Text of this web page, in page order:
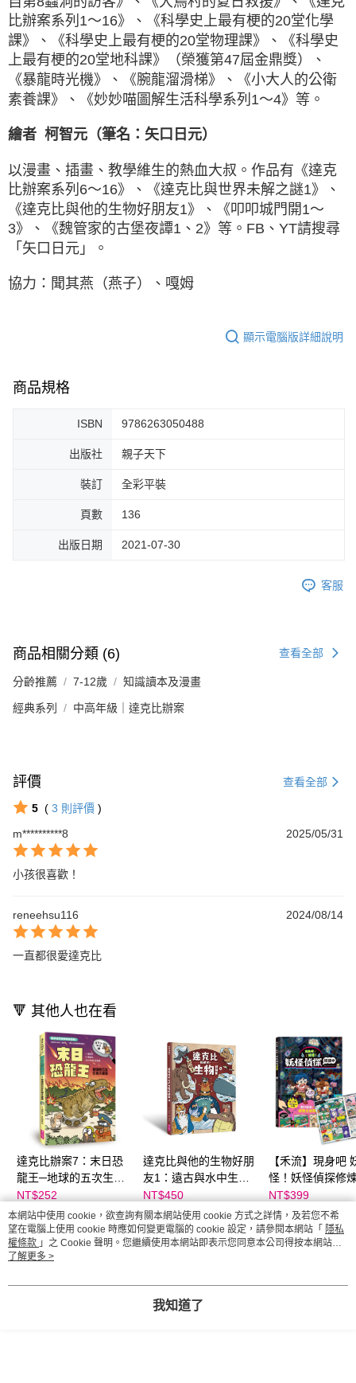
比辦案系列1～16》、《科學史上最有梗的20堂化學
課》、《科學史上最有梗的20堂物理課》、《科學史
上最有梗的20堂地科課》（榮獲第47屆金鼎獎）、
《暴龍時光機》、《腕龍溜滑梯》、《小大人的公衛
素養課》、《妙妙喵圖解生活科學系列1～4》等。
繪者 柯智元（筆名：矢口日元）
以漫畫、插畫、教學維生的熱血大叔。作品有《達克
比辦案系列6～16》、《達克比與世界未解之謎1》、
《達克比與他的生物好朋友1》、《叩叩城門開1～
3》、《魏管家的古堡夜譚1、2》等。FB、YT請搜尋
「矢口日元」。
協力：聞其燕（燕子）、嘎姆
顯示電腦版詳細說明
商品規格
ISBN 9786263050488
出版社 親子天下
裝訂 全彩平裝
頁數 136
出版日期 2021-07-30
客服
商品相關分類 (6) 查看全部
分齡推薦 7-12歲 知識讀本及漫畫
經典系列 中高年級｜達克比辦案
評價 查看全部
5 ( 3 則評價 )
m**********8
2025/05/31
小孩很喜歡！
reneehsu116 2024/08/14
一直都很愛達克比
🔻 其他人也在看
達克比辦案7：末日恐
龍王─地球的五次生物
大滅絕
NT$252
NT$320
達克比與他的生物好朋
友1：遠古與水中生物
篇｜跨時空的驚奇旅
程，發現眾多生物不為
人知的祕密
NT$450
NT$570
【禾流】現身吧
怪！妖怪偵探修
NT$399
你可能有興趣的商品全站排行
本網站中使用 cookie，欲查詢有關本網站使用 cookie 方式之詳情，及若您不希
望在電腦上使用 cookie 時應如何變更電腦的 cookie 設定，請參閱本網站「 隱私
權條款 」之 Cookie 聲明。您繼續使用本網站即表示您同意本公司得按本網站使
用條款之 Cookie 聲明使用 cookie。
了解更多 >
我知道了